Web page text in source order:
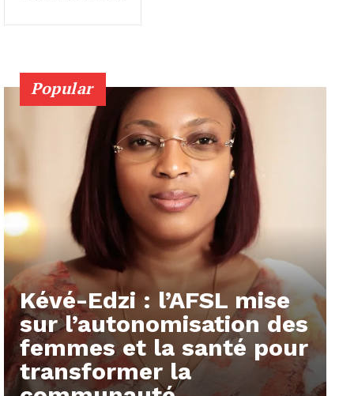
Popular
Kévé-Edzi : l’AFSL mise
sur l’autonomisation des
femmes et la santé pour
transformer la